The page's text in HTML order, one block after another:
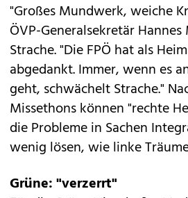
"Großes Mundwerk, weiche
ÖVP-Generalsekretär
Strache. "Die FPÖ hat als
abgedankt. Immer, wenn es
geht, schwächelt Strache."
Missethons können "rechte
die Probleme in Sachen
wenig lösen, wie linke
Grüne: "verzerrt"